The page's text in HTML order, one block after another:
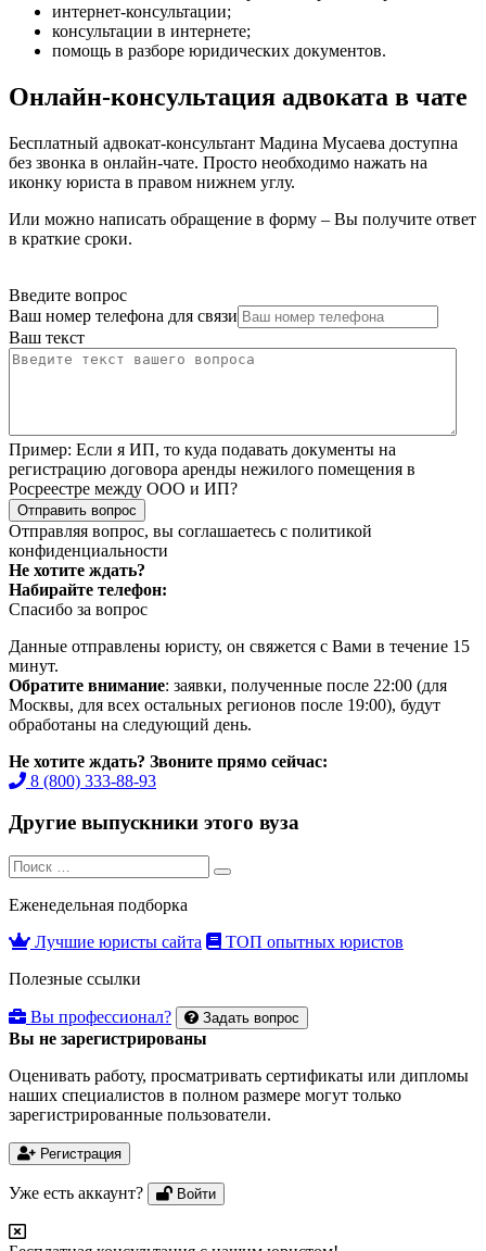
интернет-консультации;
консультации в интернете;
помощь в разборе юридических документов.
Онлайн-консультация адвоката в чате
Бесплатный адвокат-консультант Мадина Мусаева доступна
без звонка в онлайн-чате. Просто необходимо нажать на
иконку юриста в правом нижнем углу.
Или можно написать обращение в форму – Вы получите ответ
в краткие сроки.
Введите вопрос
Ваш номер телефона для связи
Ваш текст
Пример: Если я ИП, то куда подавать документы на
регистрацию договора аренды нежилого помещения в
Росреестре между ООО и ИП?
Отправить вопрос
Отправляя вопрос, вы соглашаетесь с политикой
конфиденциальности
Не хотите ждать?
Набирайте телефон:
Спасибо за вопрос
Данные отправлены юристу, он свяжется с Вами в течение 15
минут.
Обратите внимание: заявки, полученные после 22:00 (для
Москвы, для всех остальных регионов после 19:00), будут
обработаны на следующий день.
Не хотите ждать? Звоните прямо сейчас:
8 (800) 333-88-93
Другие выпускники этого вуза
Search
for:
Search
Еженедельная подборка
Лучшие юристы сайта
ТОП опытных юристов
Полезные ссылки
Вы профессионал? Задать вопрос
Вы не зарегистрированы
Оценивать работу, просматривать сертификаты или дипломы
наших специалистов в полном размере могут только
зарегистрированные пользователи.
Регистрация
Уже есть аккаунт? Войти